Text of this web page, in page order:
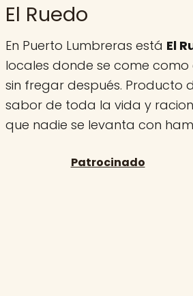
El Ruedo
En Puerto Lumbreras está El
locales donde se come
sin fregar después. Producto
sabor de toda la vida y
que nadie se levanta con